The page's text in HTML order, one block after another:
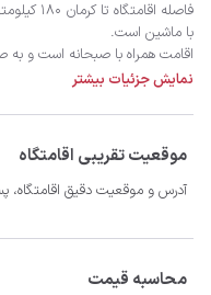
اقامت همراه با صبحانه است و
نمایش جزئیات بیشتر
موقعیت تقریبی اقامتگاه
آدرس و موقعیت دقیق اقامتگاه،
محاسبه قیمت